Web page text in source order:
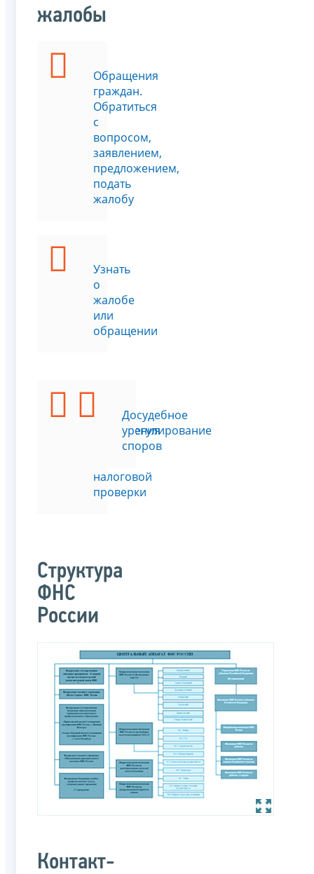
жалобы
Обращения
граждан.
Обратиться
с
вопросом,
заявлением,
предложением,
подать
жалобу
Узнать
о
жалобе
или
обращении
Подать
возражения
налоговой
проверки
Досудебное
урегулирование
споров
Структура
ФНС
России
Контакт-